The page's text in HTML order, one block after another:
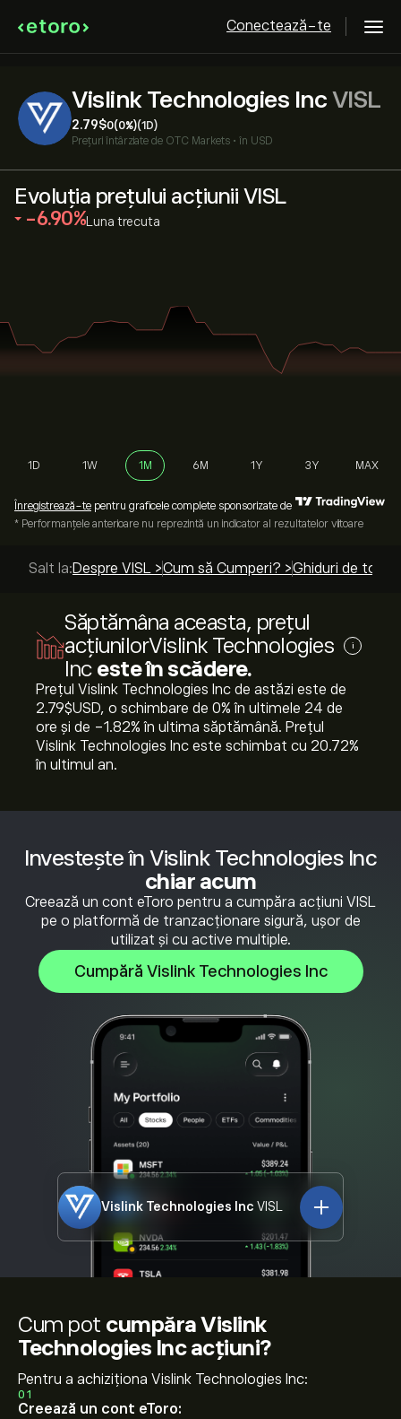
Conectează-te
Vislink Technologies Inc VISL
2.79‎$‎0(0%)(1D)
Prețuri întârziate de OTC Markets • în USD
Investește în Vislink Technologies Inc
chiar acum
Creează un cont eToro pentru a cumpăra acțiuni VISL
pe o platformă de tranzacționare sigură, ușor de
utilizat și cu active multiple.
Cumpără Vislink Technologies Inc
Vislink Technologies Inc VISL
Evoluția prețului acțiunii VISL
‎-6.90‎ Luna trecuta
1D 1W 1M 6M 1Y 3Y MAX
Înregistrează-te pentru graficele complete sponsorizate de
* Performanțele anterioare nu reprezintă un indicator al rezultatelor viitoare
Salt la:Despre VISL >Cum să Cumperi? >Ghiduri de top >
Săptămâna aceasta, prețul
acțiunilorVislink Technologies
Inc este în scădere.
i
Prețul Vislink Technologies Inc de astăzi este de
2.79‎$‎USD, o schimbare de ‎0‎% în ultimele 24 de
ore și de ‎-1.82‎% în ultima săptămână. Prețul
Vislink Technologies Inc este schimbat cu ‎20.72‎%
în ultimul an.
Cum pot cumpăra Vislink
Technologies Inc acțiuni?
Pentru a achiziționa Vislink Technologies Inc:
01
Creează un cont eToro: